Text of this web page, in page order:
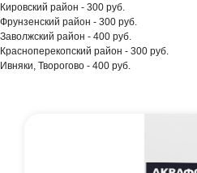
Кировский район - 300 руб.
Фрунзенский район - 300 руб.
Заволжский район - 400 руб.
Красноперекопский район - 300 руб.
Ивняки, Творогово - 400 руб.